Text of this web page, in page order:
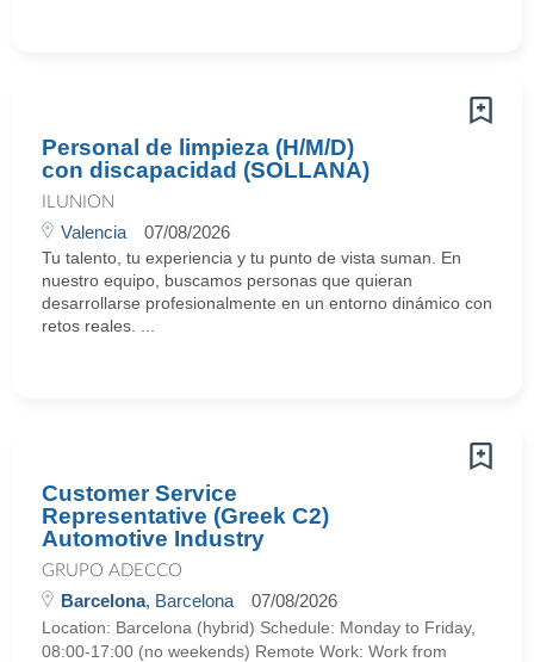
Personal de limpieza (H/M/D)
con discapacidad (SOLLANA)
ILUNION
Valencia 07/08/2026
Tu talento, tu experiencia y tu punto de vista suman. En
nuestro equipo, buscamos personas que quieran
desarrollarse profesionalmente en un entorno dinámico con
retos reales. ...
Customer Service
Representative (Greek C2)
Automotive Industry
GRUPO ADECCO
Barcelona, Barcelona 07/08/2026
Location: Barcelona (hybrid) Schedule: Monday to Friday,
08:00-17:00 (no weekends) Remote Work: Work from